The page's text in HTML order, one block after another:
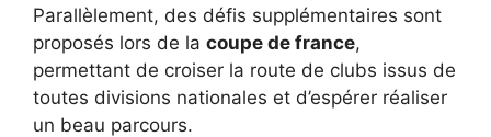
Parallèlement, des défis supplémentaires sont
proposés lors de la coupe de france,
permettant de croiser la route de clubs issus de
toutes divisions nationales et d’espérer réaliser
un beau parcours.